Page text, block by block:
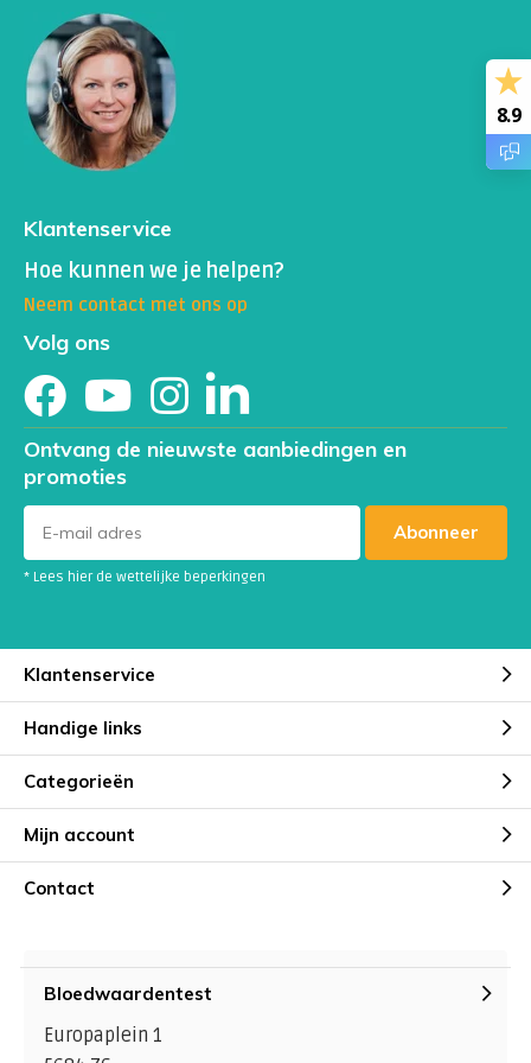
helpen bij het vroegtijdig opsporen van
darmbeschadiging of -ischemie, waardoor de
behandeling snel kan worden gestart en de ernst van de
aandoening kan worden verminderd.
Klantenservice
Hoe kunnen we je helpen?
Neem contact met ons op
Volg ons
Ontvang de nieuwste aanbiedingen en
promoties
Abonneer
* Lees hier de wettelijke beperkingen
Klantenservice
Handige links
Categorieën
Mijn account
Contact
Bloedwaardentest
Europaplein 1
8.9